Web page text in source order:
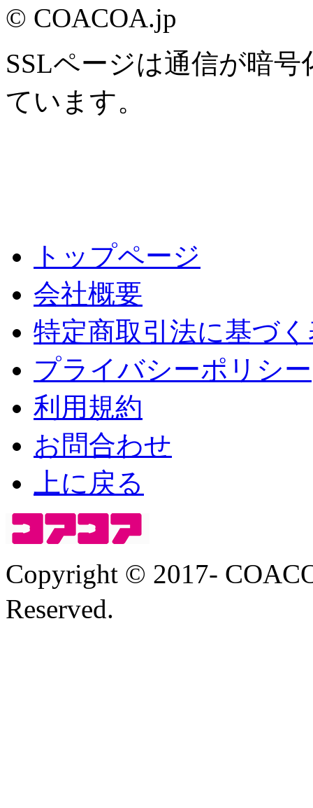
© COACOA.jp
SSLページは通信が暗
ています。
トップページ
会社概要
特定商取引法に基づ
プライバシーポリシー
利用規約
お問合わせ
上に戻る
Copyright © 2017-
Reserved.